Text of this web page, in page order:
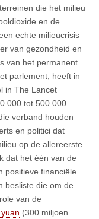
die het milieu
en de
echte milieucrisis
van gezondheid en
van het permanent
parlement, heeft in
in The Lancet
tot 500.000
verband houden
en politici dat
op de allereerste
dat het één van de
positieve financiële
besliste die om de
van de
(300 miljoen